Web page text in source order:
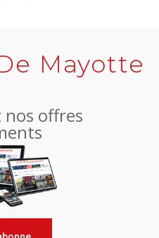
Mayotte
nos offres